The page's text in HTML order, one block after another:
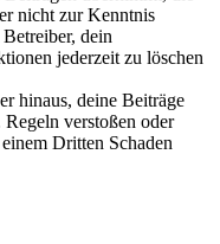
nicht zur Kenntnis
dein
jederzeit zu löschen
hinaus, deine Beiträge
verstoßen oder
Dritten Schaden